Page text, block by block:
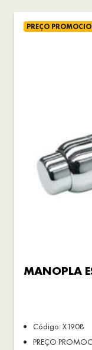
PREÇO
MANOPLA
Código: X1908
PREÇO